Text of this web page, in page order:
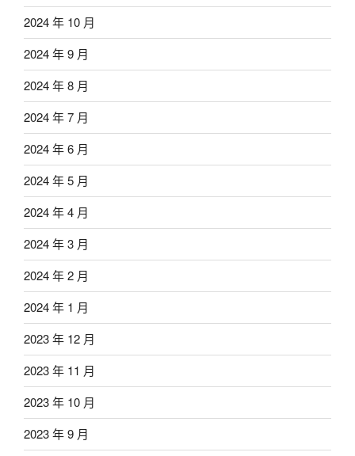
2024 年 10 月
2024 年 9 月
2024 年 8 月
2024 年 7 月
2024 年 6 月
2024 年 5 月
2024 年 4 月
2024 年 3 月
2024 年 2 月
2024 年 1 月
2023 年 12 月
2023 年 11 月
2023 年 10 月
2023 年 9 月